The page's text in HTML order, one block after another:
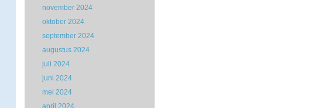
november 2024
oktober 2024
september 2024
augustus 2024
juli 2024
juni 2024
mei 2024
april 2024